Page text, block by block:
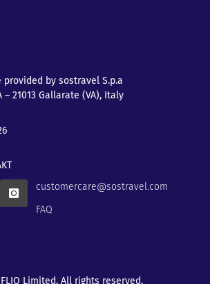
provided by sostravel S.p.a
21013 Gallarate (VA), Italy
customercare@sostravel.com
FAQ
Limited. All rights reserved.